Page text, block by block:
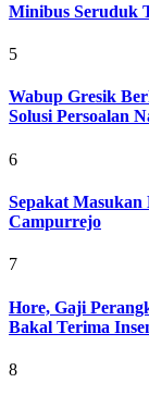
Minibus Seruduk
5
Wabup Gresik
Solusi Persoalan
6
Sepakat Masukan
Campurrejo
7
Hore, Gaji
Bakal Terima
8